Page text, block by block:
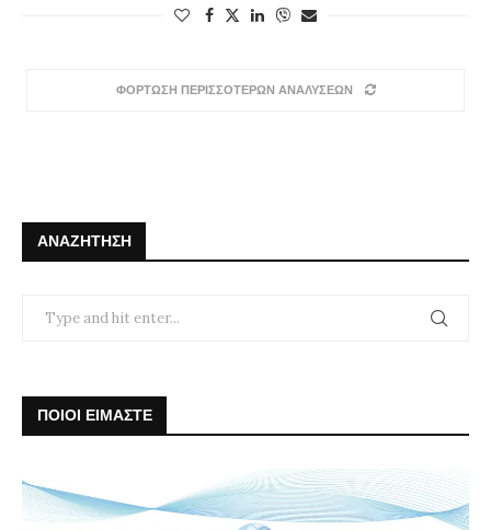
ΦΟΡΤΩΣΗ ΠΕΡΙΣΣΟΤΕΡΩΝ ΑΝΑΛΥΣΕΩΝ
ΑΝΑΖΉΤΗΣΗ
ΠΟΙΟΙ ΕΙΜΑΣΤΕ